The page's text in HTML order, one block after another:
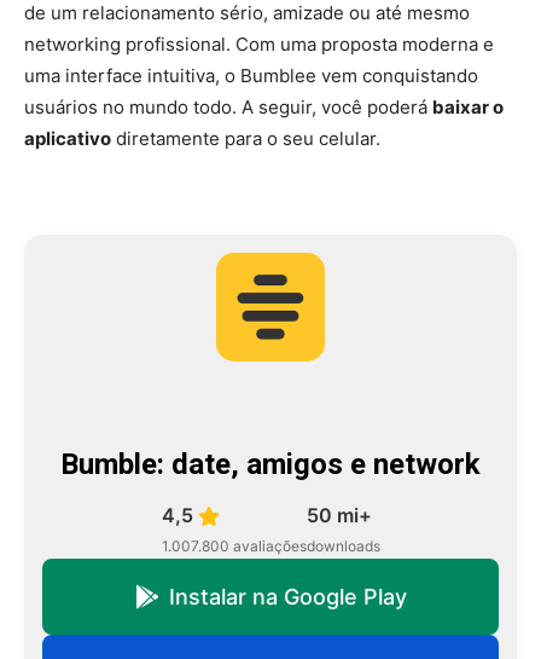
de um relacionamento sério, amizade ou até mesmo
networking profissional. Com uma proposta moderna e
uma interface intuitiva, o Bumblee vem conquistando
usuários no mundo todo. A seguir, você poderá baixar o
aplicativo diretamente para o seu celular.
Bumble: date, amigos e network
4,5
1.007.800 avaliações
50 mi+
downloads
Instalar na Google Play